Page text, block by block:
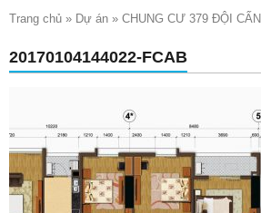
Trang chủ » Dự án » CHUNG CƯ 379 ĐỘI CẤN
20170104144022-FCAB